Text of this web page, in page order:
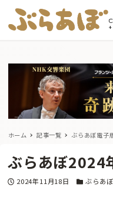
ホーム 記事一覧 ぶらあぼ電子
ぶらあぼ2024
投稿日
2024年11月18日 カテゴリー
ぶらあ